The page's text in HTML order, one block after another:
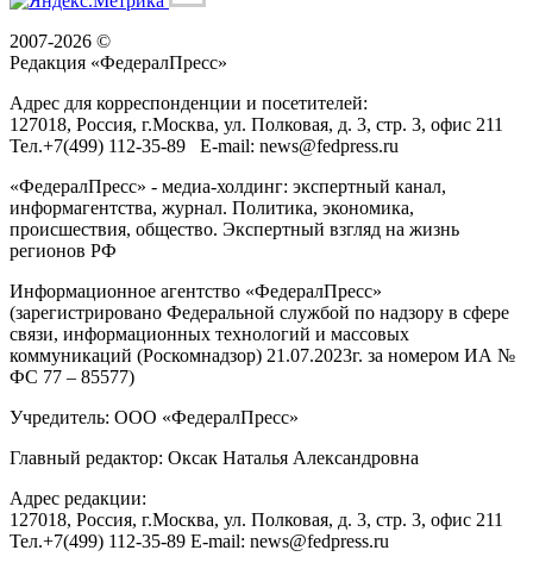
2007-2026 ©
Редакция «ФедералПресс»
Адрес для корреспонденции и посетителей:
127018, Россия, г.Москва, ул. Полковая, д. 3, стр. 3, офис 211
Тел.+7(499) 112-35-89 E-mail: news@fedpress.ru
«ФедералПресс» - медиа-холдинг: экспертный канал,
информагентства, журнал. Политика, экономика,
происшествия, общество. Экспертный взгляд на жизнь
регионов РФ
Информационное агентство «ФедералПресс»
(зарегистрировано Федеральной службой по надзору в сфере
связи, информационных технологий и массовых
коммуникаций (Роскомнадзор) 21.07.2023г. за номером ИА №
ФС 77 – 85577)
Учредитель: ООО «ФедералПресс»
Главный редактор: Оксак Наталья Александровна
Адрес редакции:
127018, Россия, г.Москва, ул. Полковая, д. 3, стр. 3, офис 211
Тел.+7(499) 112-35-89 E-mail: news@fedpress.ru